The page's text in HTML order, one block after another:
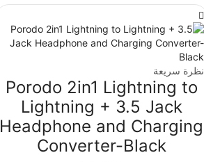
نظرة سريعة
Porodo 2in1 Lightning to
Lightning + 3.5 Jack
Headphone and Charging
Converter-Black